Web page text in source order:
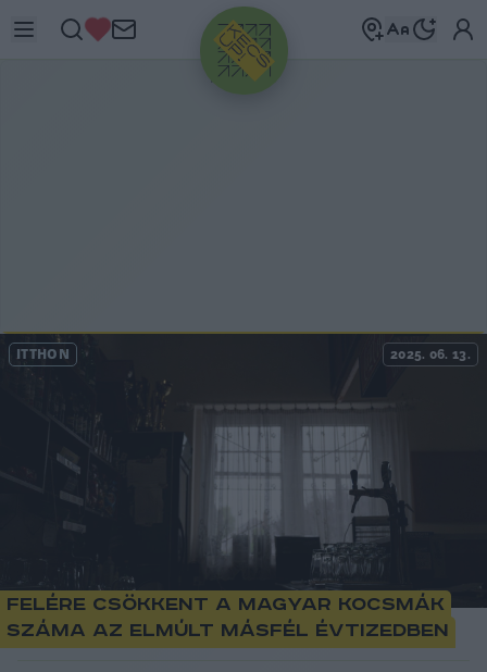
HIRDETÉS
ITTHON 2025. 06. 13.
Felére csökkent a magyar kocsmák
száma az elmúlt másfél évtizedben